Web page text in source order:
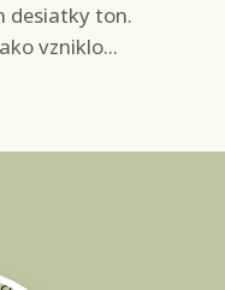
desiatky ton.
vzniklo...